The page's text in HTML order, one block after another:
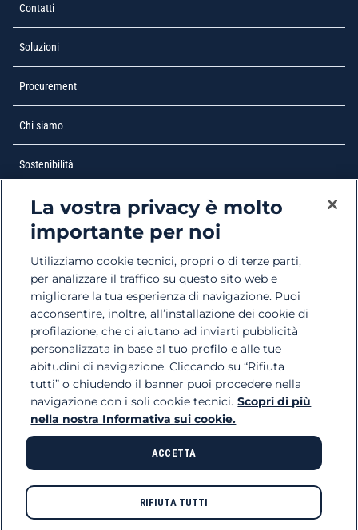
Contatti
Soluzioni
Procurement
Chi siamo
Sostenibilità
Lavora con noi
si apre in una nuova scheda
Filiere
Le nostre società
Reclami Bluferries
si apre in una nuova scheda
Seguici sui nostri social
si apre in una nuova scheda
si apre in una nuova scheda
si apre in una nuova scheda
Protezione dei dati personalisi apre in una nuova scheda
Accessibilità
Gestisci preferenze
La vostra privacy è molto
importante per noi
Utilizziamo cookie tecnici, propri o di terze parti,
per analizzare il traffico su questo sito web e
migliorare la tua esperienza di navigazione. Puoi
acconsentire, inoltre, all’installazione dei cookie di
profilazione, che ci aiutano ad inviarti pubblicità
personalizzata in base al tuo profilo e alle tue
abitudini di navigazione. Cliccando su “Rifiuta
tutti” o chiudendo il banner puoi procedere nella
navigazione con i soli cookie tecnici. Scopri di più
nella nostra Informativa sui cookie.
RIFIUTA TUTTI
ACCETTA